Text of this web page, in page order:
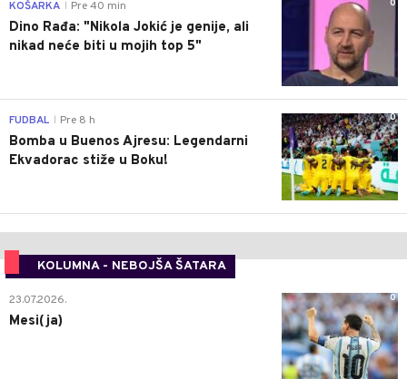
0
KOŠARKA Pre 40 min
Dino Rađa: "Nikola Jokić je genije, ali
nikad neće biti u mojih top 5"
0
FUDBAL Pre 8 h
Bomba u Buenos Ajresu: Legendarni
Ekvadorac stiže u Boku!
KOLUMNA - NEBOJŠA ŠATARA
0
23.07.2026.
Mesi(ja)